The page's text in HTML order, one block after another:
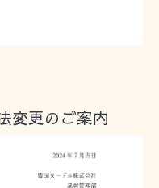
変更のご案内